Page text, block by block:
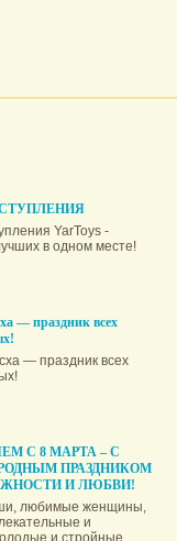
YarToys -
в одном месте!
— праздник всех
— праздник всех
С 8 МАРТА – С
ПРАЗДНИКОМ
И ЛЮБВИ!
любимые женщины,
и
и стройные,